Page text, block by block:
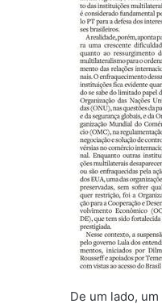
De um lado,